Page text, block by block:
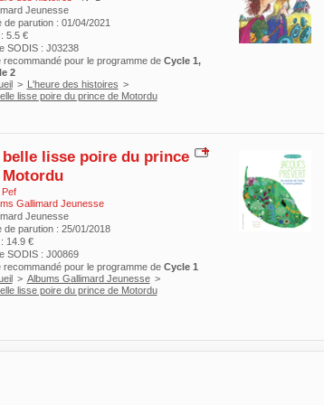
Jeunesse
de parution : 01/04/2021
5.5 €
SODIS : J03238
recommandé pour le programme de Cycle 1,
2
> L'heure des histoires >
lisse poire du prince de Motordu
belle lisse poire du prince
Motordu
Pef
Gallimard Jeunesse
Jeunesse
de parution : 25/01/2018
14.9 €
SODIS : J00869
recommandé pour le programme de Cycle 1
> Albums Gallimard Jeunesse >
lisse poire du prince de Motordu